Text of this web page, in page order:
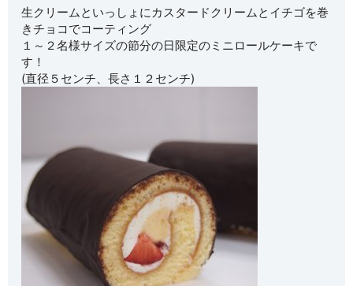
生クリームといっしょにカスタードクリームとイチゴを巻
きチョコ でコーティング
１～２名様サイズの節分の日限定のミニロールケーキで
す！
(直径５センチ、長さ１２センチ)